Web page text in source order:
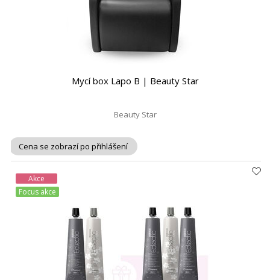
Mycí box Lapo B | Beauty Star
Beauty Star
Cena se zobrazí po přihlášení
Akce
Focus akce